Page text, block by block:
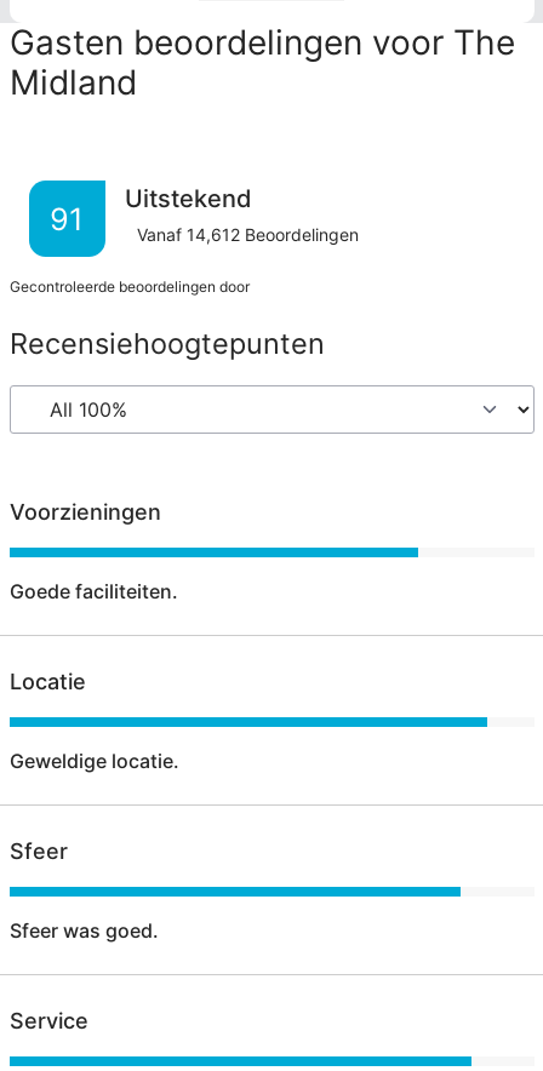
Gasten beoordelingen voor The
Midland
91
Uitstekend
Vanaf 14,612 Beoordelingen
Gecontroleerde beoordelingen door
Recensiehoogtepunten
Voorzieningen
Goede faciliteiten.
Locatie
Geweldige locatie.
Sfeer
Sfeer was goed.
Service